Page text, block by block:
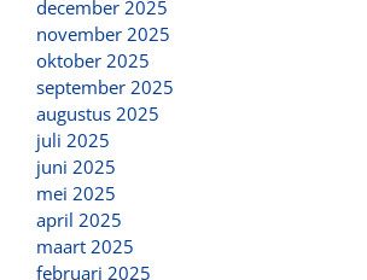
december 2025
november 2025
oktober 2025
september 2025
augustus 2025
juli 2025
juni 2025
mei 2025
april 2025
maart 2025
februari 2025